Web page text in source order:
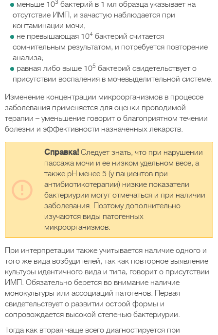
меньше 103 бактерий в 1 мл образца указывает на
отсутствие ИМП, и зачастую наблюдается при
контаминации мочи;
не превышающая 104 бактерий считается
сомнительным результатом, и потребуется повторение
анализа;
равная либо выше 105 бактерий свидетельствует о
присутствии воспаления в мочевыделительной системе.
Изменение концентрации микроорганизмов в процессе
заболевания применяется для оценки проводимой
терапии – уменьшение говорит о благоприятном течении
болезни и эффективности назначенных лекарств.
Справка! Следует знать, что при нарушении
пассажа мочи и ее низком удельном весе, а
также рН менее 5 (у пациентов при
антибиотикотерапии) низкие показатели
бактериурии могут отмечаться и при наличии
заболевания. Поэтому дополнительно
изучаются виды патогенных
микроорганизмов.
При интерпретации также учитывается наличие одного и
того же вида возбудителей, так как повторное выявление
культуры идентичного вида и типа, говорит о присутствии
ИМП. Обязательно берется во внимание наличие
монокультуры или ассоциаций патогенов. Первая
свидетельствует о развитии острой формы и
сопровождается высокой степенью бактериурии.
Тогда как вторая чаще всего диагностируется при